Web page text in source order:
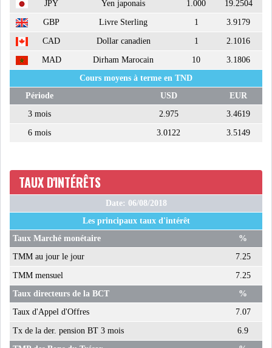
INTERNATIONAL
MENA AFRIQUE DU NORD
USA & CANADA
AFRIQUE
SUBSAHARIENNE
AMÉRIQUE LATINE RESTE DU MONDE
LE PÉTROLE REPART À LA
LES PRIX ALIMENTAIRES
JPY Yen japonais 1.000 19.2504
GBP Livre Sterling 1 3.9179
CAD Dollar canadien 1 2.1016
MAD Dirham Marocain 10
3.1806
Cours moyens à terme en TND
Période
USD
EUR
3 mois
2.975 3.4619
6 mois 3.0122 3.5149
TAUX D'INTÉRÊTS
Date: 06/08/2018
Les principaux taux d'intérêt
Taux Marché monétaire
%
TMM au jour le jour
7.25
TMM mensuel
7.25
Taux directeurs de la BCT
%
Taux d'Appel d'Offres
7.07
Tx de la der. pension BT 3 mois
6.9